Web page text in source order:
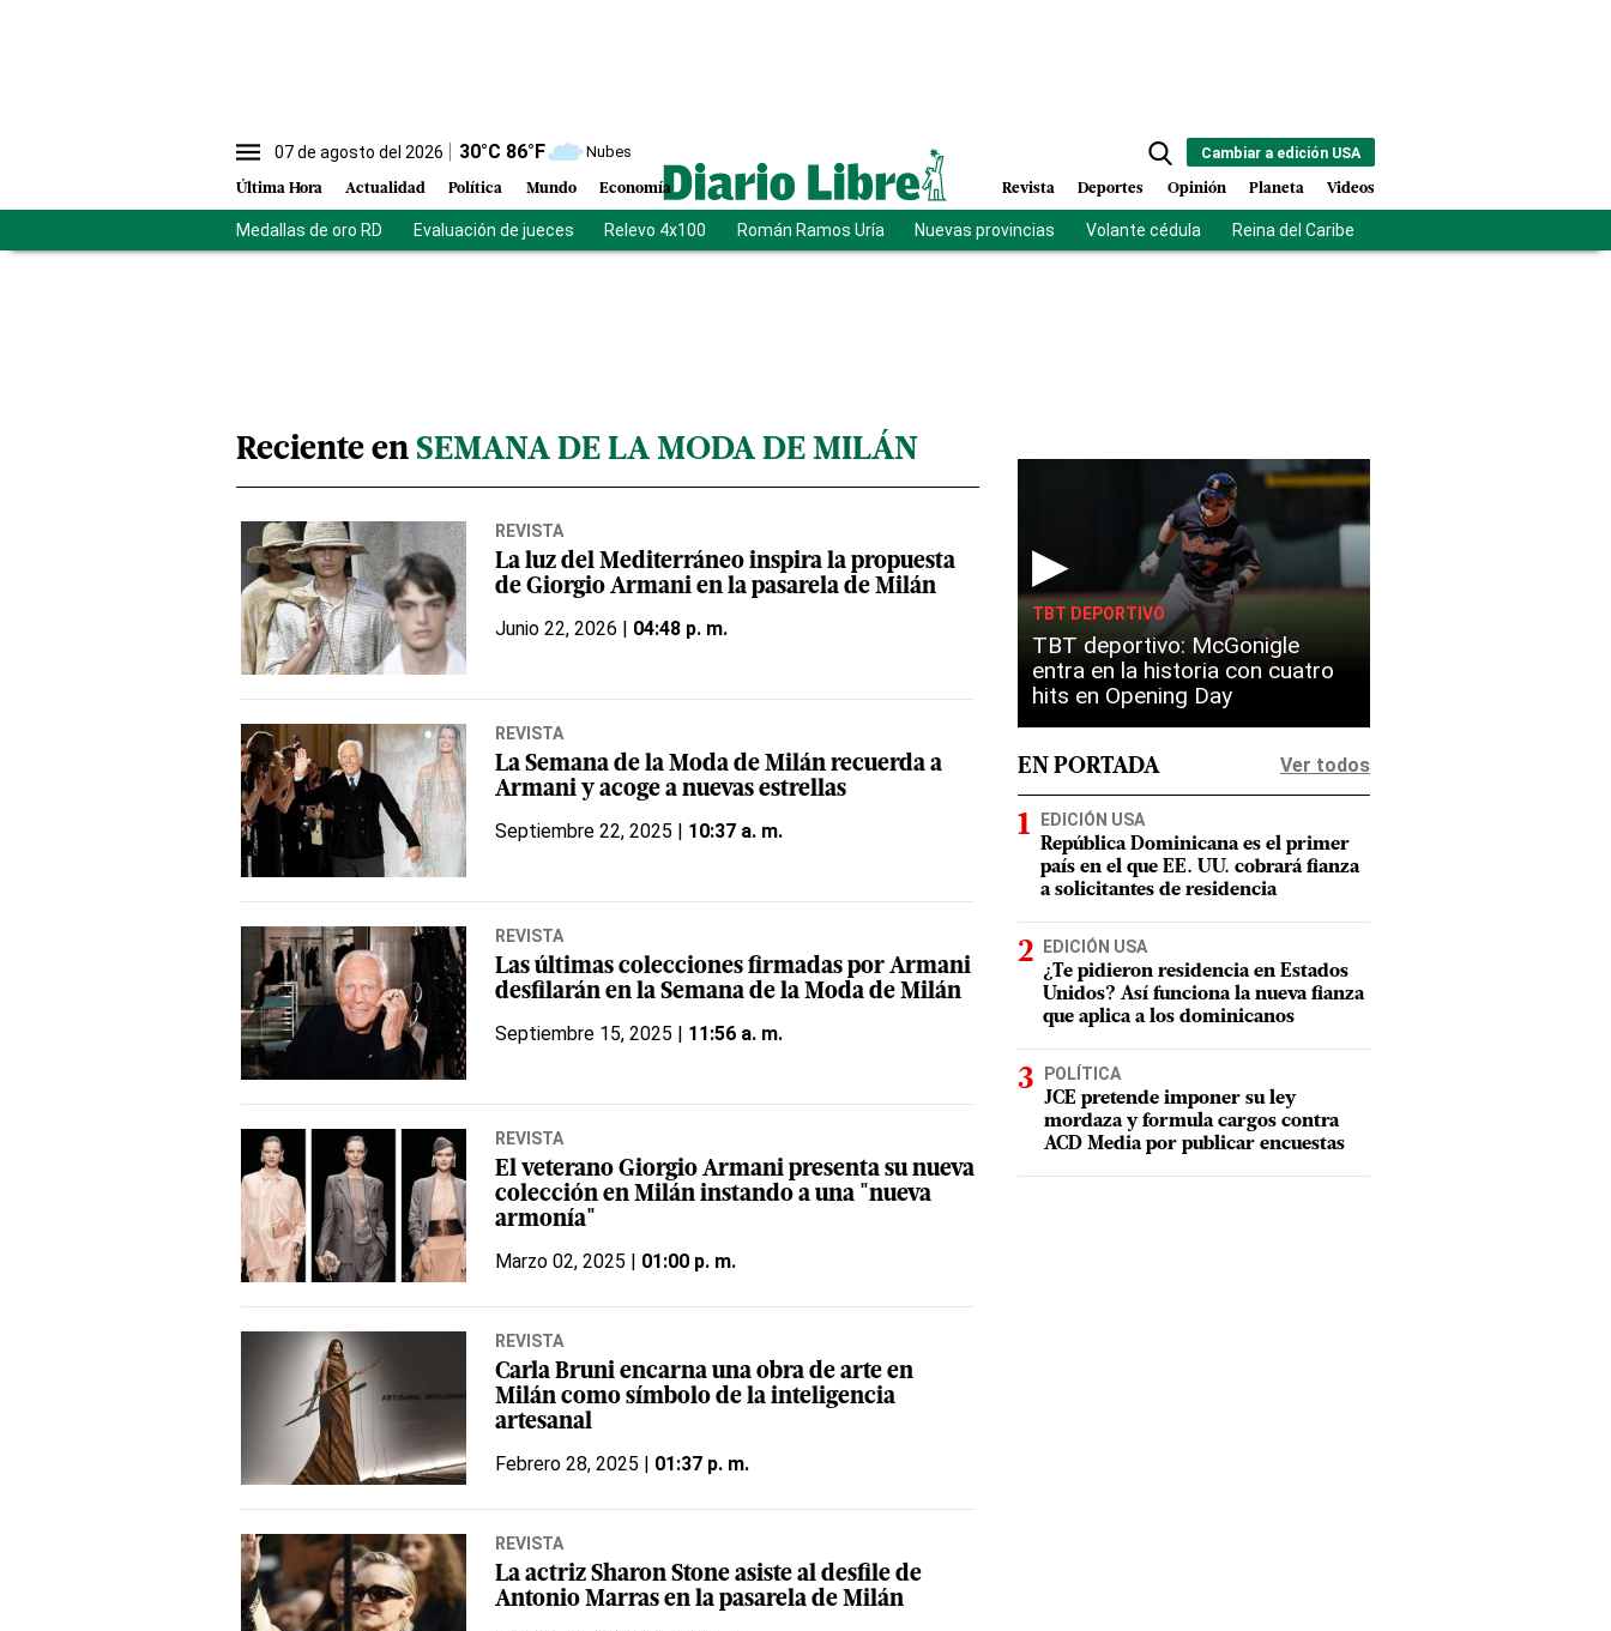
07 de agosto del 2026 30°C 86°F Nubes
Última Hora Actualidad Política Mundo Economía
Cambiar a edición USA
Revista Deportes Opinión Planeta Videos
Medallas de oro RD Evaluación de jueces Relevo 4x100 Román Ramos Uría Nuevas provincias Volante cédula Reina del Caribe
Reciente en SEMANA DE LA MODA DE MILÁN
REVISTA
La luz del Mediterráneo inspira la propuesta
de Giorgio Armani en la pasarela de Milán
Junio 22, 2026 | 04:48 p. m.
REVISTA
La Semana de la Moda de Milán recuerda a
Armani y acoge a nuevas estrellas
Septiembre 22, 2025 | 10:37 a. m.
REVISTA
Las últimas colecciones firmadas por Armani
desfilarán en la Semana de la Moda de Milán
Septiembre 15, 2025 | 11:56 a. m.
REVISTA
El veterano Giorgio Armani presenta su nueva
colección en Milán instando a una "nueva
armonía"
Marzo 02, 2025 | 01:00 p. m.
REVISTA
Carla Bruni encarna una obra de arte en
Milán como símbolo de la inteligencia
artesanal
Febrero 28, 2025 | 01:37 p. m.
REVISTA
La actriz Sharon Stone asiste al desfile de
Antonio Marras en la pasarela de Milán
▶
TBT DEPORTIVO
TBT deportivo: McGonigle
entra en la historia con cuatro
hits en Opening Day
EN PORTADA Ver todos
EDICIÓN USA
República Dominicana es el primer
país en el que EE. UU. cobrará fianza
a solicitantes de residencia
EDICIÓN USA
¿Te pidieron residencia en Estados
Unidos? Así funciona la nueva fianza
que aplica a los dominicanos
POLÍTICA
JCE pretende imponer su ley
mordaza y formula cargos contra
ACD Media por publicar encuestas